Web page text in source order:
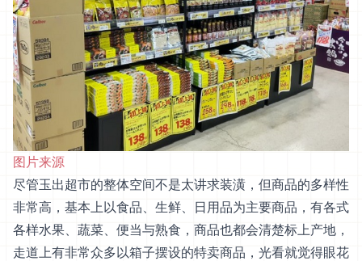
图片来源
尽管玉出超市的整体空间不是太讲求装潢，但商品的多样性
非常高，基本上以食品、生鲜、日用品为主要商品，有各式
各样水果、蔬菜、便当与熟食，商品也都会清楚标上产地，
走道上有非常众多以箱子摆设的特卖商品，光看就觉得眼花